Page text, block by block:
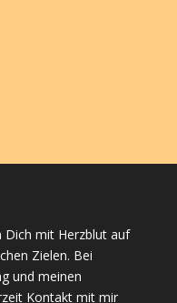
Dich mit Herzblut auf
Zielen. Bei
und meinen
Kontakt mit mir